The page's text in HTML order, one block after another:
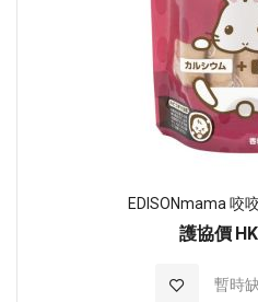
EDISONmama 咬
護協價
暫時
加入至願望